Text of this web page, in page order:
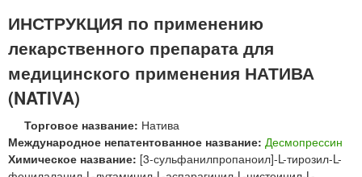
ИНСТРУКЦИЯ по применению
лекарственного препарата для
медицинского применения НАТИВА
(NATIVA)
Торговое название: Натива
Международное непатентованное название: Десмопрессин
Химическое название: [3-сульфанилпропаноил]-L-тирозил-L-